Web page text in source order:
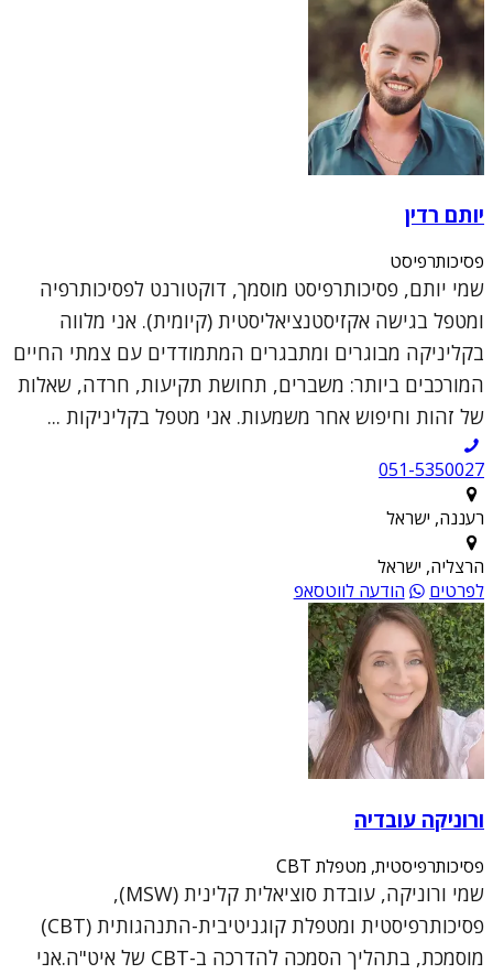
יותם רדין
פסיכותרפיסט
שמי יותם, פסיכותרפיסט מוסמך, דוקטורנט לפסיכותרפיה
ומטפל בגישה אקזיסטנציאליסטית (קיומית). אני מלווה
בקליניקה מבוגרים ומתבגרים המתמודדים עם צמתי החיים
המורכבים ביותר: משברים, תחושת תקיעות, חרדה, שאלות
של זהות וחיפוש אחר משמעות. אני מטפל בקליניקות ...
051-5350027
רעננה, ישראל
הרצליה, ישראל
לפרטים
הודעה לווטסאפ
ורוניקה עובדיה
פסיכותרפיסטית, מטפלת CBT
שמי ורוניקה, עובדת סוציאלית קלינית (MSW),
פסיכותרפיסטית ומטפלת קוגניטיבית-התנהגותית (CBT)
מוסמכת, בתהליך הסמכה להדרכה ב-CBT של איט"ה.אני